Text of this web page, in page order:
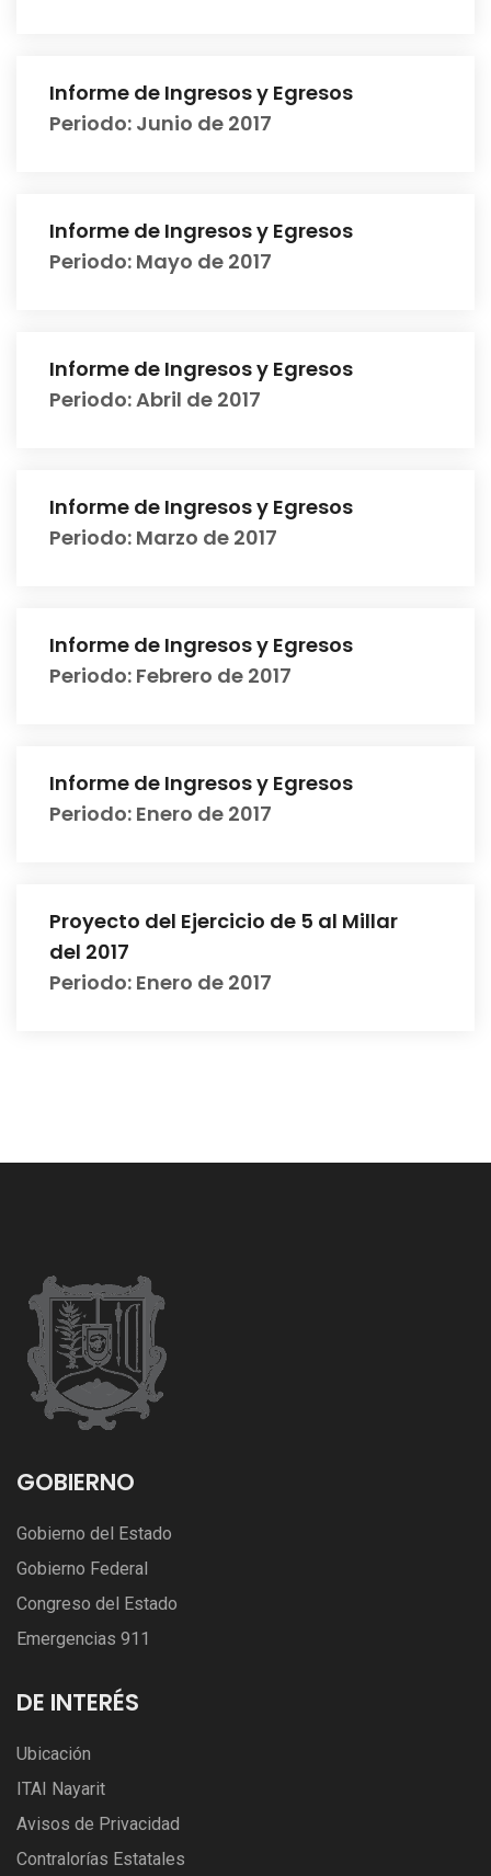
Informe de Ingresos y Egresos
Periodo: Junio de 2017
Informe de Ingresos y Egresos
Periodo: Mayo de 2017
Informe de Ingresos y Egresos
Periodo: Abril de 2017
Informe de Ingresos y Egresos
Periodo: Marzo de 2017
Informe de Ingresos y Egresos
Periodo: Febrero de 2017
Informe de Ingresos y Egresos
Periodo: Enero de 2017
Proyecto del Ejercicio de 5 al Millar
del 2017
Periodo: Enero de 2017
GOBIERNO
Gobierno del Estado
Gobierno Federal
Congreso del Estado
Emergencias 911
DE INTERÉS
Ubicación
ITAI Nayarit
Avisos de Privacidad
Contralorías Estatales